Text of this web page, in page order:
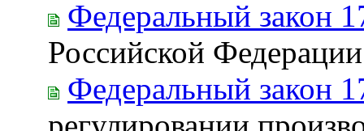
Федеральный закон
Российской Федерации
Федеральный закон